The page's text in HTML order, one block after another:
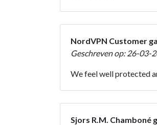
NordVPN Customer
Geschreven op: 26-03-
We feel well protected
Sjors R.M. Chamboné